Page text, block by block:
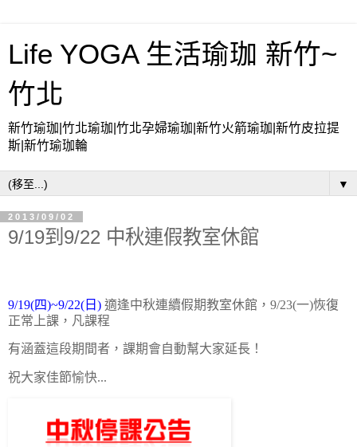
Life YOGA 生活瑜珈 新竹~
竹北
新竹瑜珈|竹北瑜珈|竹北孕婦瑜珈|新竹火箭瑜珈|新竹皮拉提
斯|新竹瑜珈輪
▼
2013/09/02
9/19到9/22 中秋連假教室休館
9/19(四)~9/22(日) 適逢中秋連續假期教室休館， 9/23(一)恢復
正常上課，凡課程
有涵蓋這段期間者，課期會自動幫大家延長！
祝大家佳節愉快...